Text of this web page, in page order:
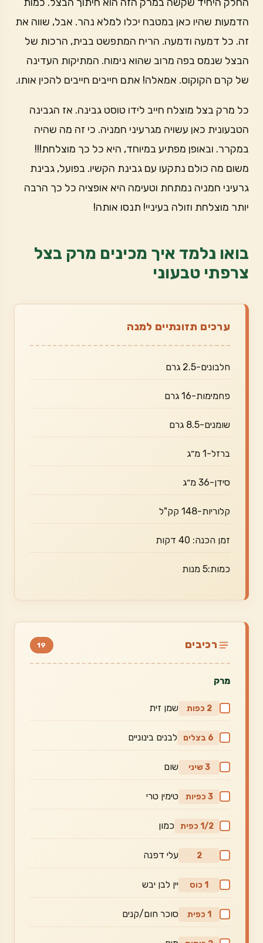
החלק היחיד שקשה במרק הזה הוא חיתוך הבצל. כמות
הדמעות שהיו כאן במטבח יכלו למלא נהר. אבל, שווה את
זה. כל דמעה ודמעה. הריח המתפשט בבית, הרכות של
הבצל שנמס בפה מרוב שהוא נימוח. המתיקות העדינה
של קרם הקוקוס. אמאלה! אתם חייבים חייבים להכין אותו.
כל מרק בצל מוצלח חייב לידו טוסט גבינה. אז הגבינה
הטבעונית כאן עשויה מגרעיני חמניה. כי זה מה שהיה
במקרר. ובאופן מפתיע במיוחד, היא כל כך מוצלחת!!!
משום מה כולם נתקעו עם גבינת הקשיו. בפועל, גבינת
גרעיני חמניה נמתחת וטעימה היא אופציה כל כך הרבה
יותר מוצלחת וזולה בעיניי! תנסו אותה!
בואו נלמד איך מכינים מרק בצל
צרפתי טבעוני
ערכים תזונתיים למנה
חלבונים-2.5 גרם
פחמימות-16 גרם
שומנים-8.5 גרם
ברזל-1 מ״ג
סידן-36 מ״ג
קלוריות-148 קק"ל
זמן הכנה: 40 דקות
כמות:5 מנות
רכיבים 19
מרק
2 כפות שמן זית
6 בצלים לבנים בינוניים
3 שיני שום
3 כפיות טימין טרי
1/2 כפית כמון
2 עלי דפנה
1 כוס יין לבן יבש
1 כפית סוכר חום/קנים